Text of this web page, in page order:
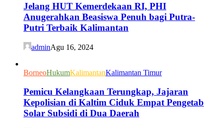
Jelang HUT Kemerdekaan RI, PHI
Anugerahkan Beasiswa Penuh bagi Putra-
Putri Terbaik Kalimantan
adminAgu 16, 2024
BorneoHukumKalimantanKalimantan Timur
Pemicu Kelangkaan Terungkap, Jajaran
Kepolisian di Kaltim Ciduk Empat Pengetab
Solar Subsidi di Dua Daerah